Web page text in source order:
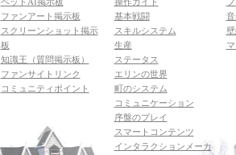
ファンアート掲示板
スクリーンショット掲示
板
知識王（質問掲示板）
ファンサイトリンク
コミュニティポイント
基本戦闘
スキルシステム
生産
ステータス
エリンの世界
町のシステム
コミュニケーション
序盤のプレイ
スマートコンテンツ
インタラクションメーカ